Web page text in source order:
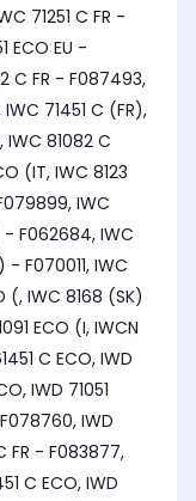
71251 C FR -
ECO EU -
C FR - F087493,
IWC 71451 C (FR),
IWC 81082 C
(IT, IWC 8123
IWC
- F062684, IWC
F070011, IWC
ECO (I, IWCN
C ECO, IWD
IWD 71051
IWD
FR - F083877,
C ECO, IWD